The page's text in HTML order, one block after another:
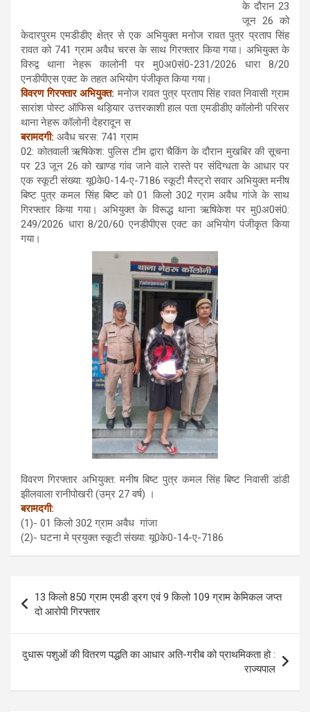
के दौरान 23
जून 26 को
केदारपुरम एमडीडीए क्षेत्र से एक अभियुक्त मनोज रावत पुत्र प्रताप सिंह
रावत को 741 ग्राम अवैध चरस के साथ गिरफ्तार किया गया। अभियुक्त के
विरुद्व थाना नेहरू कालोनी पर मु0अ0सं0-231/2026 धारा 8/20
एनडीपीएस एक्ट के तहत अभियोग पंजीकृत किया गया।
विवरण गिरफ्तार अभियुक्त: मनोज रावत पुत्र प्रताप सिंह रावत निवासी ग्राम
सारांश पोस्ट ऑफिस थड़ियार उत्तरकाशी हाल पता एमडीडीए कॉलोनी परिसर
थाना नेहरू कॉलोनी देहरादून स
बरामदगी: अवैध चरस: 741 ग्राम
02: कोतवाली ऋषिकेश: पुलिस टीम द्वारा चैकिंग के दौरान मुखबिर की सूचना
पर 23 जून 26 को खाण्ड गांव जाने वाले रास्ते पर संदिग्धता के आधार पर
एक स्कूटी संख्या: यू0के0-14-ए-7186 स्कूटी मैस्ट्रो सवार अभियुक्त मनीष
बिष्ट पुत्र कमल सिंह बिष्ट को 01 किलो 302 ग्राम अवैध गांजे के साथ
गिरफ्तार किया गया। अभियुक्त के विरूद्ध थाना ऋषिकेश पर मु0अ0सं0:
249/2026 धारा 8/20/60 एनडीपीएस एक्ट का अभियोग पंजीकृत किया
गया।
विवरण गिरफ्तार अभियुक्त: मनीष बिष्ट पुत्र कमल सिंह बिष्ट निवासी डांडी
झीलवाला रानीपोखरी (उम्र 27 वर्ष) ।
बरामदगी:
(1)- 01 किलो 302 ग्राम अवैध गांजा
(2)- घटना मे प्रयुक्त स्कूटी संख्या: यू0के0-14-ए-7186
navigation
13 किलो 850 ग्राम एमडी ड्रग एवं 9 किलो 109 ग्राम केमिकल जप्त
दो आरोपी गिरफ्तार
दुधारू पशुओं की वितरण पद्धति का आधार अति-गरीब को प्राथमिकता हो :
राज्यपाल